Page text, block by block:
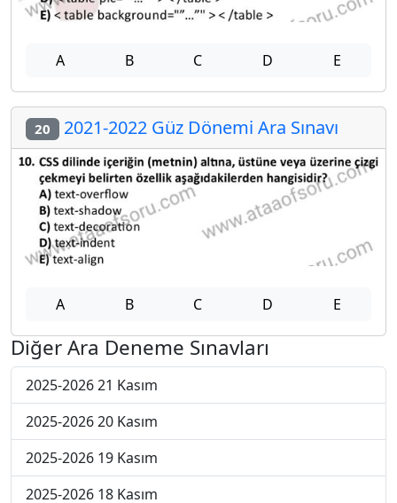
A B C D E
20 2021-2022 Güz Dönemi Ara Sınavı
A B C D E
Diğer Ara Deneme Sınavları
2025-2026 21 Kasım
2025-2026 20 Kasım
2025-2026 19 Kasım
2025-2026 18 Kasım